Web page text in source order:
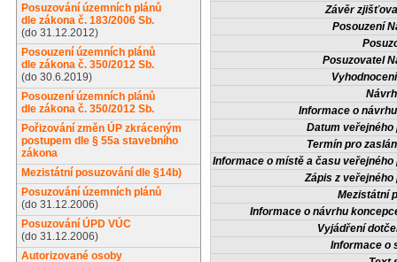
Posuzování územních plánů
dle zákona č. 183/2006 Sb.
(do 31.12.2012)
Posouzení územních plánů
dle zákona č. 350/2012 Sb.
(do 30.6.2019)
Posouzení územních plánů
dle zákona č. 350/2012 Sb.
Pořizování změn ÚP zkráceným
postupem dle § 55a stavebního
zákona
Mezistátní posuzování dle §14b)
Posuzování územních plánů
(do 31.12.2006)
Posuzování ÚPD VÚC
(do 31.12.2006)
Autorizované osoby
Závěr
Posouzení
Posuzovatel
Informace o
Datum veřejného
Termín pro
Informace o místě a času veřejného
Zápis z veřejného
Mezistátní
Informace o návrhu
Vyjádření
Informace o